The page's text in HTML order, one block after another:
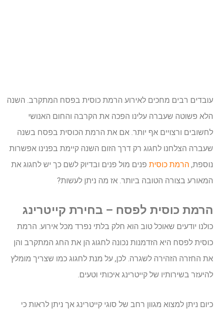
עובדים רבים מחכים לאירוע הרמת כוסית בפסח המתקרב. השנה
הלא פשוטה שעברה עלינו הפכה את הקרבה והחום האנושי
לחשובים ורצויים אף יותר. אם את הרמת הכוסית בפסח בשנה
שעברה הצלחנו לחגוג רק דרך הזום השנה קיימת בפנינו אפשרות
נוספת, הרמת כוסית פנים מול פנים ובדיוק לשם כך יש לחגוג את
המאורע בצורה הטובה ביותר. אז מה ניתן לעשות?
הרמת כוסית לפסח – בחירת קייטרינג
כולנו יודעים שאוכל טוב הוא חלק בלתי נפרד מכל אירוע. הרמת
כוסית לפסח היא הזדמנות נכונה לחגוג הן את החג המתקרב והן
את החזרה הזהירה לשגרה. לכן, על מנת לחגוג כמו שצריך מומלץ
להיעזר בשירותיו של קייטרינג איכותי וטעים.
כיום ניתן למצוא מגוון רחב של סוגי קייטרינג אך ניתן לראות כי